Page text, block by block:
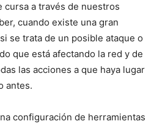
cursa a través de nuestros
cuando existe una gran
se trata de un posible ataque o
que está afectando la red y de
las acciones a que haya lugar
antes.
configuración de herramientas